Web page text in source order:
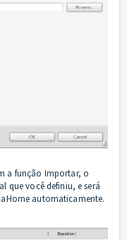
a função Importar, o
que você definiu, e será
automaticamente.